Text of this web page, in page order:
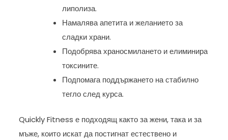
липолиза.
Намалява апетита и желанието за
сладки храни.
Подобрява храносмилането и елиминира
токсините.
Подпомага поддържането на стабилно
тегло след курса.
Quickly Fitness е подходящ както за жени, така и за
мъже, които искат да постигнат естествено и